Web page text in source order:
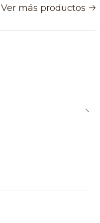
Ver más productos